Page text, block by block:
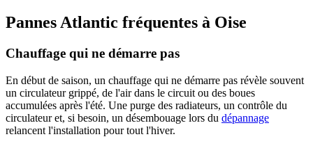
Pannes Atlantic fréquentes à Oise
Chauffage qui ne démarre pas
En début de saison, un chauffage qui ne démarre pas révèle souvent
un circulateur grippé, de l'air dans le circuit ou des boues
accumulées après l'été. Une purge des radiateurs, un contrôle du
circulateur et, si besoin, un désembouage lors du dépannage
relancent l'installation pour tout l'hiver.